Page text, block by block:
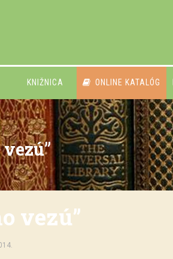
KNIŽNICA ONLINE KATALÓG
vezú”